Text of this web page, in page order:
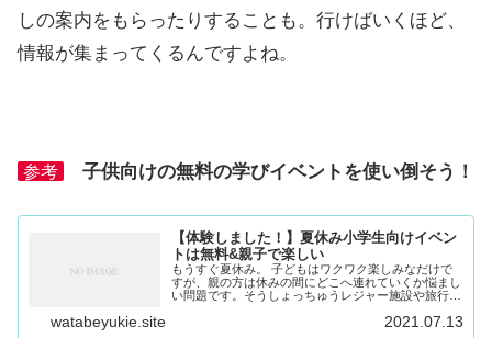
しの案内をもらったりすることも。行けばいくほど、
情報が集まってくるんですよね。
参考 子供向けの無料の学びイベントを使い倒そう！
【体験しました！】夏休み小学生向けイベン
トは無料&親子で楽しい
もうすぐ夏休み。 子どもはワクワク楽しみなだけで
すが、親の方は休みの間にどこへ連れていくか悩まし
い問題です。そうしょっちゅうレジャー施設や旅行に
るのは困ります。 そこで、利用したいのが公的な教...
watabeyukie.site 2021.07.13